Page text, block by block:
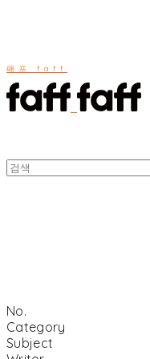
패프 faff
No.
Category
Subject